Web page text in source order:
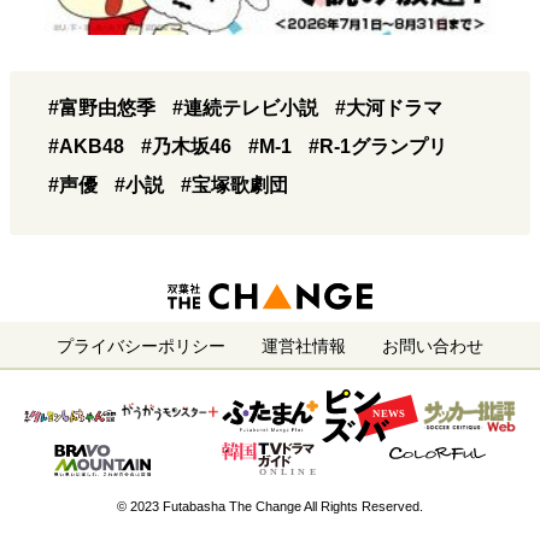
#富野由悠季 #連続テレビ小説
#大河ドラマ
#AKB48
#乃木坂46 #M-1
#R-1グランプリ
#声優
#小説 #宝塚歌劇団
プライバシーポリシー 運営社情報 お問い合わせ
© 2023 Futabasha The Change All Rights Reserved.